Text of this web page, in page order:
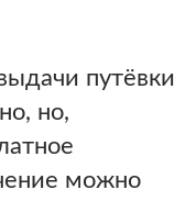
путёвки
но,
можно